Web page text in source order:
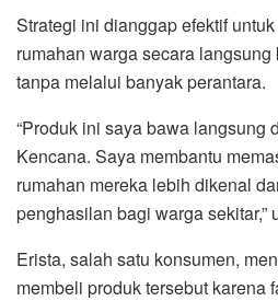
Strategi ini dianggap efektif
rumahan warga secara
tanpa melalui banyak perantara.
“Produk ini saya bawa langsung
Kencana. Saya membantu
rumahan mereka lebih dikenal
penghasilan bagi warga sekitar,”
Erista, salah satu konsumen,
membeli produk tersebut karena